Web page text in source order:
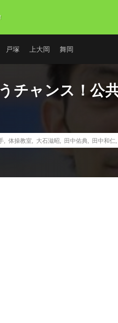
戸塚 上大岡 舞岡
チャンス！公
体操教室 大石滋昭 田中佑典 田中和仁